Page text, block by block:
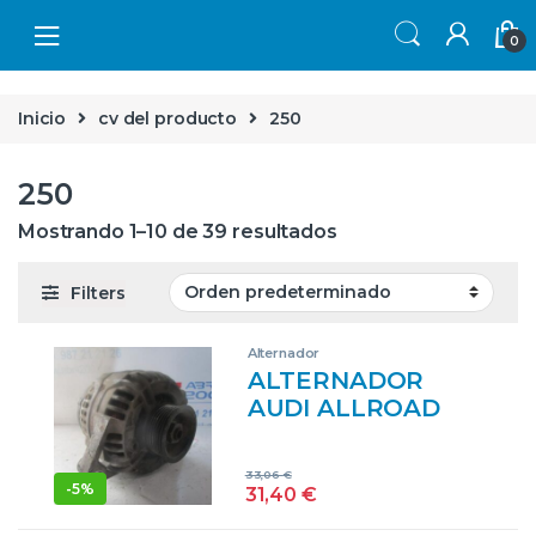
0
Inicio cv del producto 250
250
Mostrando 1–10 de 39 resultados
Filters
-5%
Alternador
ALTERNADOR
AUDI ALLROAD
LTR. – 184 KW V6
31,40 €
33,06€